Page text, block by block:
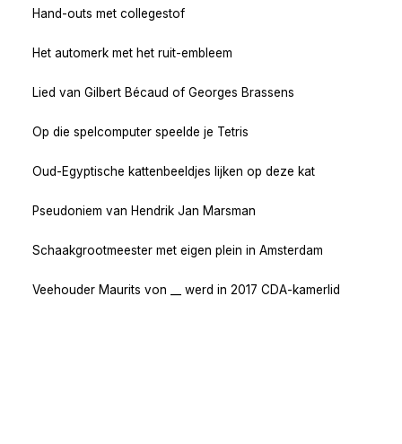
Hand-outs met collegestof
Het automerk met het ruit-embleem
Lied van Gilbert Bécaud of Georges Brassens
Op die spelcomputer speelde je Tetris
Oud-Egyptische kattenbeeldjes lijken op deze kat
Pseudoniem van Hendrik Jan Marsman
Schaakgrootmeester met eigen plein in Amsterdam
Veehouder Maurits von __ werd in 2017 CDA-kamerlid